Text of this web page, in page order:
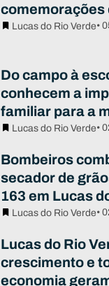
comemorações
Lucas do Rio Verde•
Do campo à
conhecem a
familiar para a
Lucas do Rio Verde•
Bombeiros
secador de
163 em Lucas
Lucas do Rio Verde•
Lucas do Rio
crescimento e
economia